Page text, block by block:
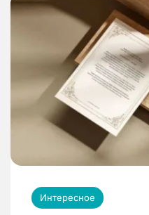
Интересное